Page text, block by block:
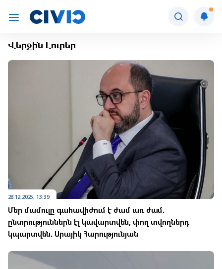
Վերջին Լուրեր
28.12.2025, 13:39
Մեր մամուլը գահավիժում է ժամ առ ժամ.
ընտրություններն էլ կավարտվեն, փող տվողներդ
կպարտվեն. Արայիկ Հարությունյան